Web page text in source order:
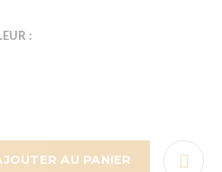
:
AU PANIER